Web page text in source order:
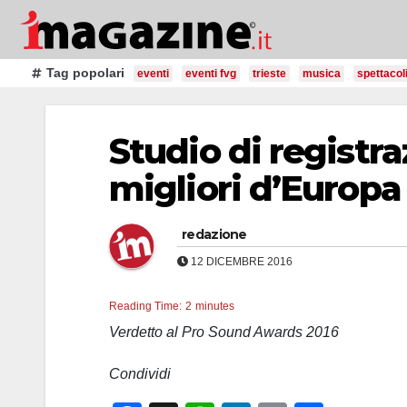
Salta
contenutoTag popolari eventi eventi fvg trieste musica spettacoli
Studio di
migliori d’Europa
redazione
12 DICEMBRE 2016
Reading Time: 2 minutes
Verdetto al Pro Sound Awards 2016
Condividi